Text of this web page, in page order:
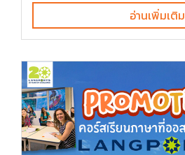
อ่านเพิ่มเติม